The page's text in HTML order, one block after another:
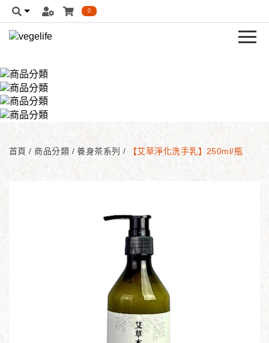
0
首頁/ 商品分類 /養身茶系列/ 【艾草淨化洗手乳】250ml/瓶